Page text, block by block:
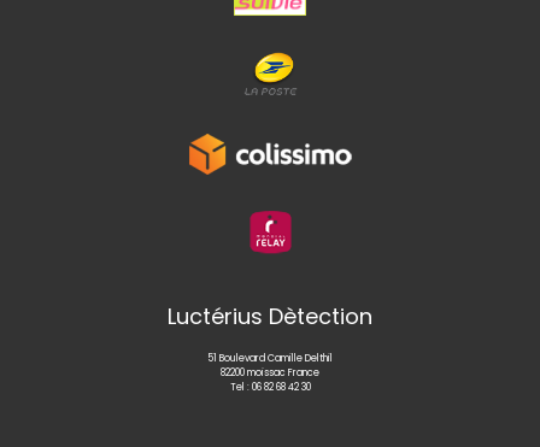
Luctérius Dètection
51 Boulevard Camille Delthil
82200 moissac France
Tel :06 82 68 42 30